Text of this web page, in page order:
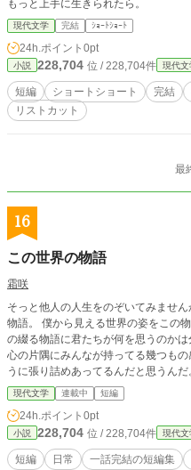
もっと上手に生きられたら。
現代文学 完結 ｼｮｰﾄｼｮｰﾄ
24h.ポイント 0pt
小説 228,704 位 / 228,704件 現代文
短編 ショートショート 完結
リストカット
最
16
この世界の物語
霜咲
そっと他人の人生をのぞいてみませんか？ どこかに生きた、儚い人た
物語。 僕から見える世界の姿をこの物語に少しずつ落としてみようと思う。 僕
の綴る物語に君たちが何を思うのかは分からない。 でもこ
心の片隅にみんなが持ってる幾つも
うに張り詰めあってるんだと思うん
現代文学 連載中 短編
24h.ポイント 0pt
小説 228,704 位 / 228,704件 現代文
短編 日常 一話完結の短編集